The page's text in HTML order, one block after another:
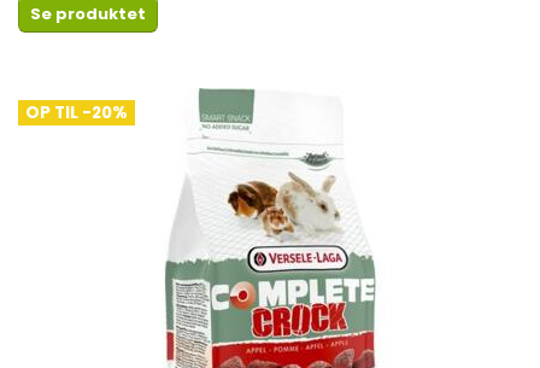
Se produktet
OP TIL -20%